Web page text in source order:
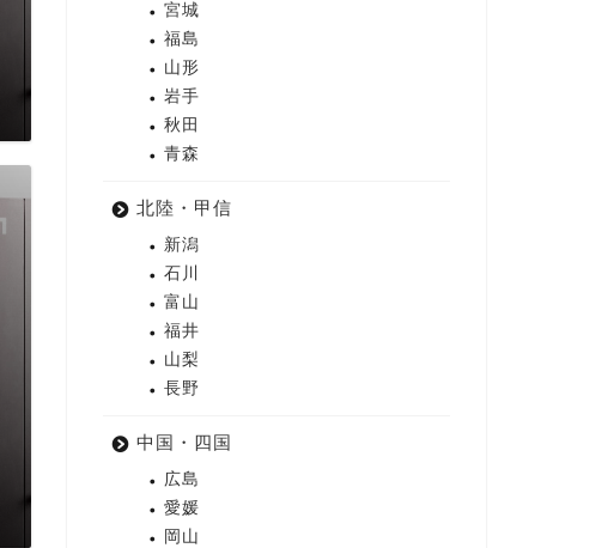
宮城
福島
山形
岩手
秋田
青森
北陸・甲信
新潟
石川
富山
福井
山梨
長野
中国・四国
広島
愛媛
岡山